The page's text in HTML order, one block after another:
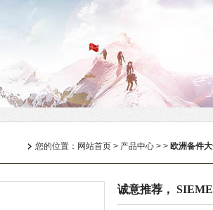
您的位置： 网站首页 > 产品中心 > > 欧洲备件
诚意推荐，